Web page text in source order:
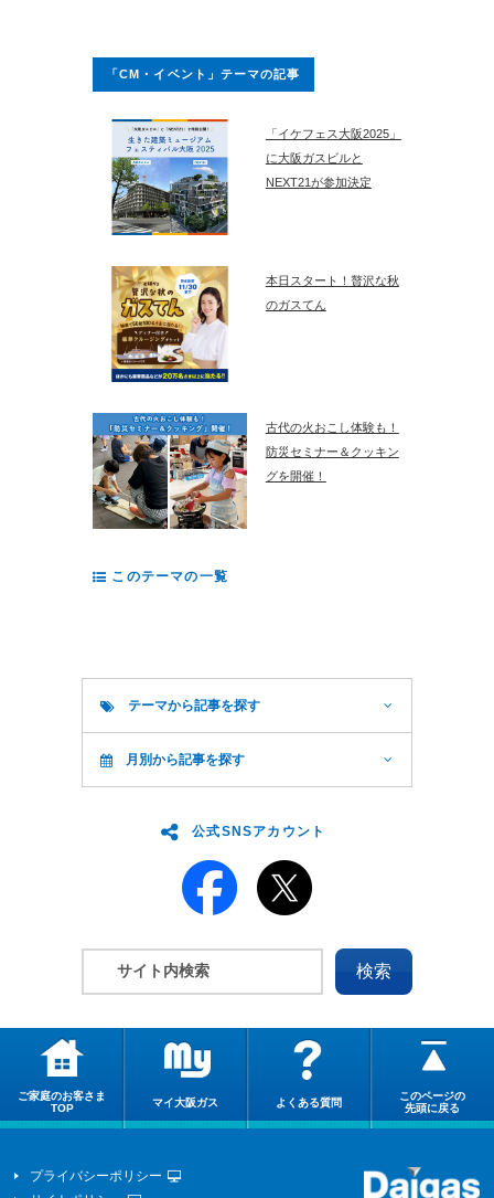
「CM・イベント」テーマの記事
「イケフェス大阪2025」
に大阪ガスビルと
NEXT21が参加決定
本日スタート！贅沢な秋
のガスてん
古代の火おこし体験も！
防災セミナー＆クッキン
グを開催！
このテーマの一覧
テーマから記事を探す
月別から記事を探す
公式SNSアカウント
ご家庭のお客さま
TOP
マイ大阪ガス よくある質問
このページの
先頭に戻る
プライバシーポリシー